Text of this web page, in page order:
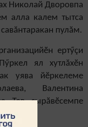
Николай Дворовпа
алла калем тытса
пулăм.
ертӳçи
ял хутлăхӗн
уява йӗркелеме
Валентина
Тав çырăвӗсемпе